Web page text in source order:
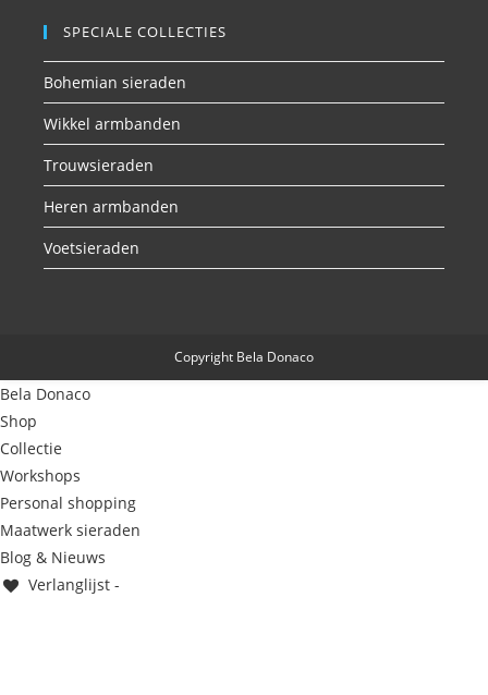
SPECIALE COLLECTIES
Bohemian sieraden
Wikkel armbanden
Trouwsieraden
Heren armbanden
Voetsieraden
Copyright Bela Donaco
Bela Donaco
Shop
Collectie
Workshops
Personal shopping
Maatwerk sieraden
Blog & Nieuws
Verlanglijst -